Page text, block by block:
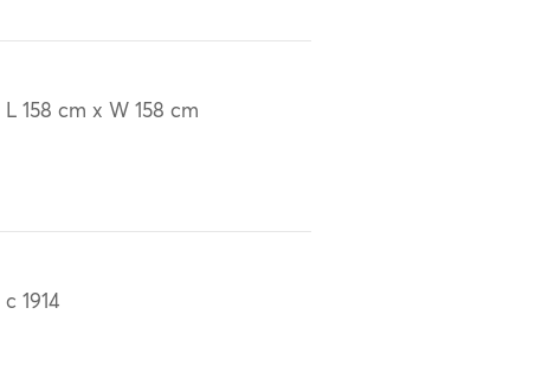
L 158 cm x W 158 cm
c 1914